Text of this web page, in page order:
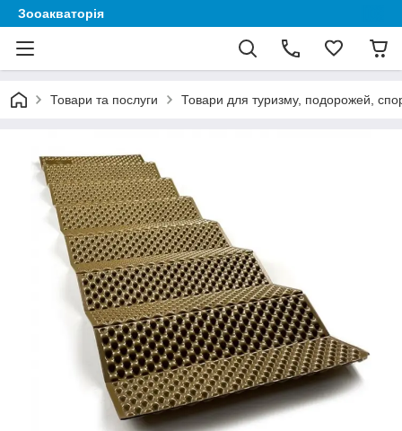
Зооакваторія
Товари та послуги Товари для туризму, подорожей,